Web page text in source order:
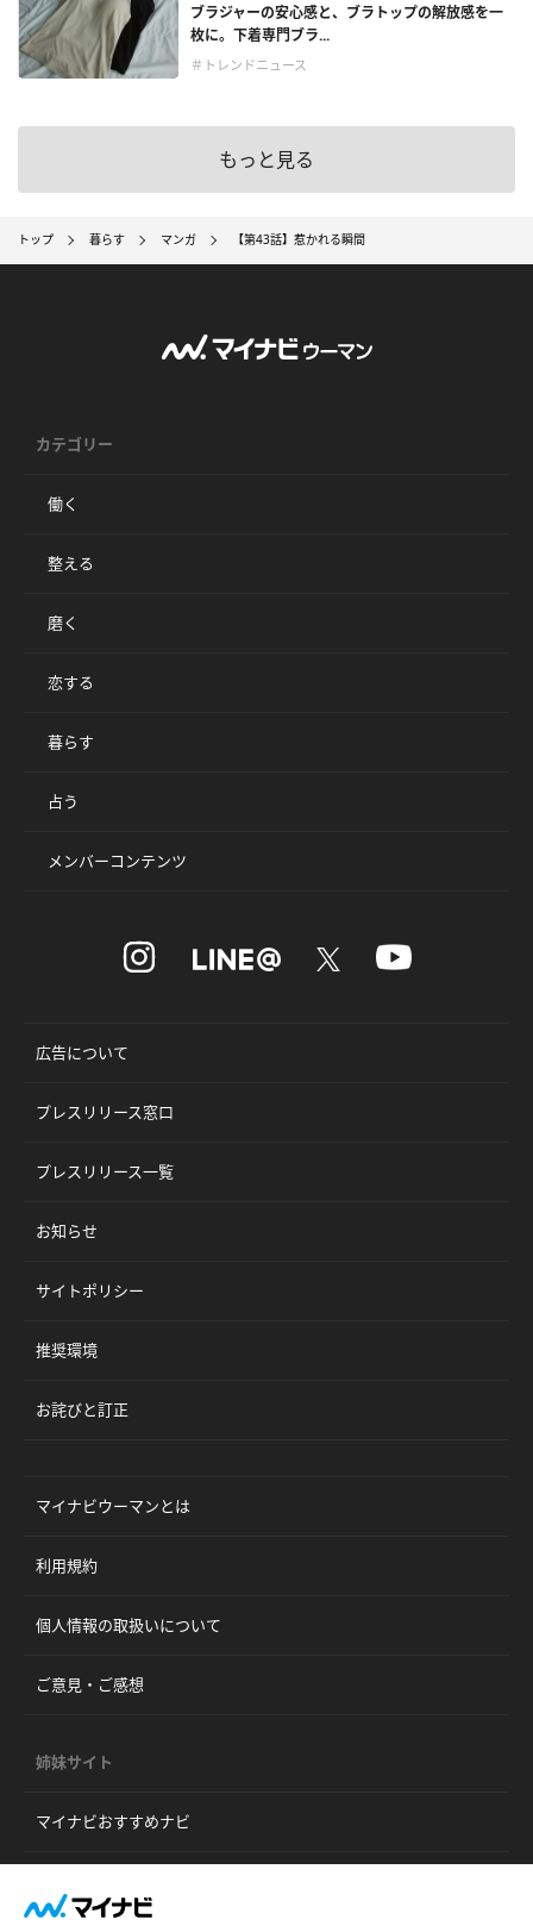
ブラジャーの安心感と、ブラトップの解放感を一
枚に。下着専門ブラ...
＃トレンドニュース
もっと見る
トップ 暮らす マンガ 【第43話】惹かれる瞬間
カテゴリー
働く
整える
磨く
恋する
暮らす
占う
メンバーコンテンツ
広告について
プレスリリース窓口
プレスリリース一覧
お知らせ
サイトポリシー
推奨環境
お詫びと訂正
マイナビウーマンとは
利用規約
個人情報の取扱いについて
ご意見・ご感想
姉妹サイト
マイナビおすすめナビ